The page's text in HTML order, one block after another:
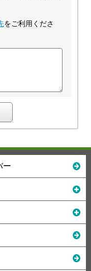
をご利用くださ
ー